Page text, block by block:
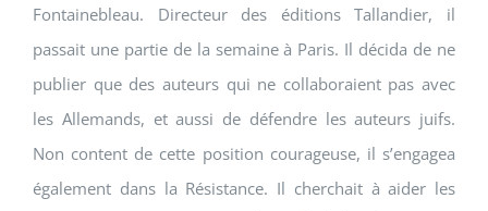
Fontainebleau. Directeur des éditions Tallandier, il
passait une partie de la semaine à Paris. Il décida de ne
publier que des auteurs qui ne collaboraient pas avec
les Allemands, et aussi de défendre les auteurs juifs.
Non content de cette position courageuse, il s’engagea
également dans la Résistance. Il cherchait à aider les